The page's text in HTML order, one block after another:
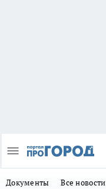
Документы Все новости